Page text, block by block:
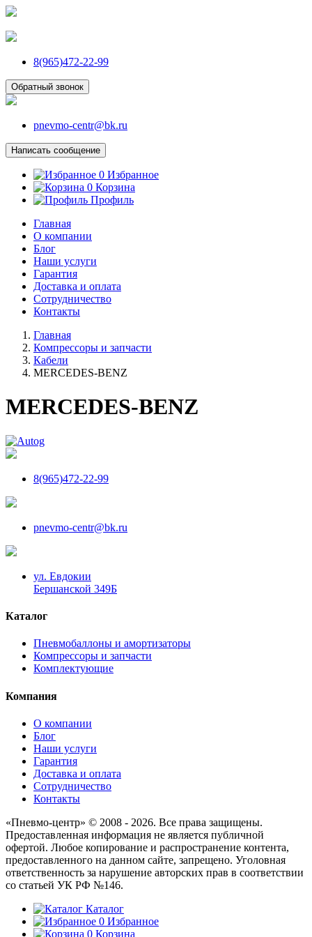
8(965)472-22-99
Обратный звонок
pnevmo-centr@bk.ru
Написать сообщение
0 Избранное
0 Корзина
Профиль
Главная
О компании
Блог
Наши услуги
Гарантия
Доставка и оплата
Сотрудничество
Контакты
Главная
Компрессоры и запчасти
Кабели
MERCEDES-BENZ
MERCEDES-BENZ
8(965)472-22-99
pnevmo-centr@bk.ru
ул. Евдокии
Бершанской 349Б
Каталог
Пневмобаллоны и амортизаторы
Компрессоры и запчасти
Комплектующие
Компания
О компании
Блог
Наши услуги
Гарантия
Доставка и оплата
Сотрудничество
Контакты
«Пневмо-центр» © 2008 - 2026. Все права защищены.
Предоставленная информация не является публичной
офертой. Любое копирование и распространение контента,
предоставленного на данном сайте, запрещено. Уголовная
ответственность за нарушение авторских прав в соответствии
со статьей УК РФ №146.
Каталог
0 Избранное
0 Корзина